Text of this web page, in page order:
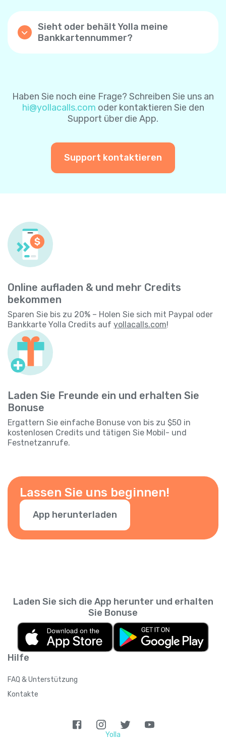
nach erfolgreicher Zahlung zu aktivieren.
Mit dieser Einstellung wird Ihr Yolla-
Guthaben automatisch aufgeladen, wenn
das Guthaben unter $1 beträgt. Wenn Sie die
ändern.
Sie können die Funktion „automatisch
aufladen“ jederzeit deaktivieren.
Sieht oder behält Yolla meine
Bankkartennummer?
Zahlungssystem entscheiden, um Ihre
Karteninformationen für zukünftige
Zahlungen zu speichern. Auf diese Weise
eingeben.
Haben Sie noch eine Frage? Schreiben Sie uns an
hi@yollacalls.com oder kontaktieren Sie den
Support über die App.
Support kontaktieren
Online aufladen & und mehr Credits
bekommen
Sparen Sie bis zu 20% – Holen Sie sich mit Paypal oder
Bankkarte Yolla Credits auf yollacalls.com!
Laden Sie Freunde ein und erhalten Sie
Bonuse
Ergattern Sie einfache Bonuse von bis zu $50 in
kostenlosen Credits und tätigen Sie Mobil- und
Festnetzanrufe.
Lassen Sie uns beginnen!
App herunterladen
Hilfe
FAQ & Unterstützung
Kontakte
Laden Sie sich die App herunter und erhalten
Sie Bonuse
Yolla